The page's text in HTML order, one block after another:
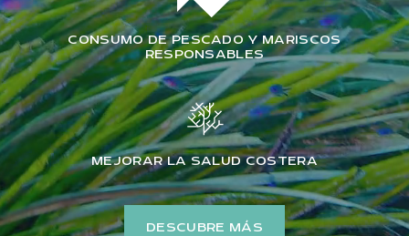
CONSUMO DE PESCADO Y MARISCOS
RESPONSABLES
MEJORAR LA SALUD COSTERA
DESCUBRE MÁS